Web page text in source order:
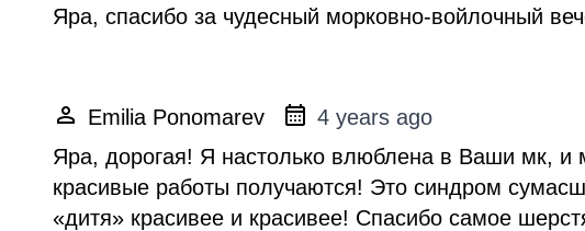
Яра, спасибо за чудесный морковно-войлочный
Emilia Ponomarev
4 years ago
Яра, дорогая! Я настолько влюблена в Ваши мк, и
красивые работы получаются! Это синдром
«дитя» красивее и красивее! Спасибо самое